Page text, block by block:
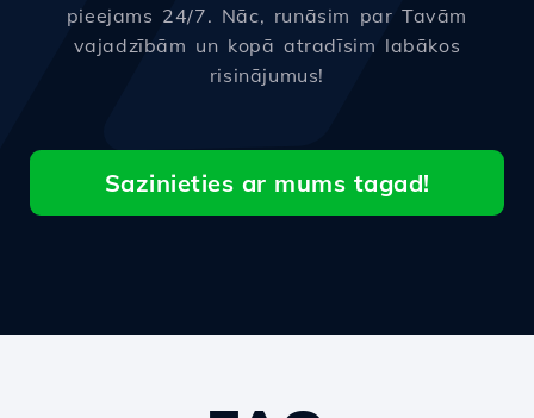
pieejams 24/7. Nāc, runāsim par Tavām
vajadzībām un kopā atradīsim labākos
risinājumus!
Sazinieties ar mums tagad!